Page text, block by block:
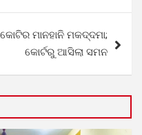
ମାନହାନି ମକଦ୍ଦମା;
କୋର୍ଟରୁ ଆସିଲା ସମନ